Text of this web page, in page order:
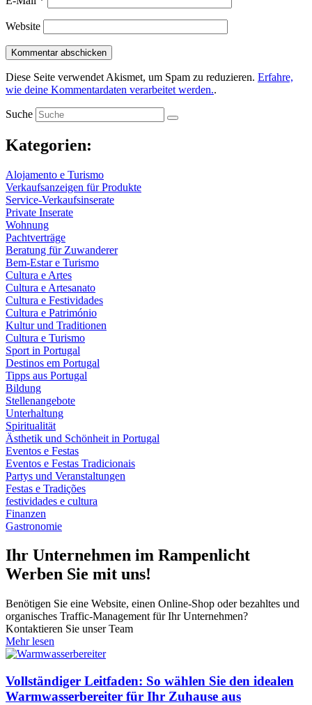
Website
Diese Seite verwendet Akismet, um Spam zu reduzieren. Erfahre,
wie deine Kommentardaten verarbeitet werden..
Suche
Kategorien:
Alojamento e Turismo
Verkaufsanzeigen für Produkte
Service-Verkaufsinserate
Private Inserate
Wohnung
Pachtverträge
Beratung für Zuwanderer
Bem-Estar e Turismo
Cultura e Artes
Cultura e Artesanato
Cultura e Festividades
Cultura e Património
Kultur und Traditionen
Cultura e Turismo
Sport in Portugal
Destinos em Portugal
Tipps aus Portugal
Bildung
Stellenangebote
Unterhaltung
Spiritualität
Ästhetik und Schönheit in Portugal
Eventos e Festas
Eventos e Festas Tradicionais
Partys und Veranstaltungen
Festas e Tradições
festividades e cultura
Finanzen
Gastronomie
Ihr Unternehmen im Rampenlicht
Werben Sie mit uns!
Benötigen Sie eine Website, einen Online-Shop oder bezahltes und
organisches Traffic-Management für Ihr Unternehmen?
Kontaktieren Sie unser Team
Mehr lesen
Vollständiger Leitfaden: So wählen Sie den idealen
Warmwasserbereiter für Ihr Zuhause aus